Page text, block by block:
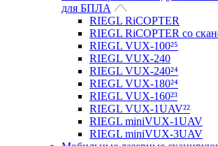
для БПЛА
RIEGL RiCOPTER
RIEGL RiCOPTER со
RIEGL VUX-100²⁵
RIEGL VUX-240
RIEGL VUX-240²⁴
RIEGL VUX-180²⁴
RIEGL VUX-160²³
RIEGL VUX-1UAV²²
RIEGL miniVUX-1UAV
RIEGL miniVUX-3UAV